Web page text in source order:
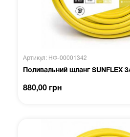
Артикул: НФ-00001342
Поливальний шланг SUNFLEX
880,00 грн